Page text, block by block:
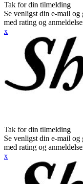
Tak for din tilmelding
Se venligst din e-mail
med rating og
x
Tak for din tilmelding
Se venligst din e-mail
med rating og
x